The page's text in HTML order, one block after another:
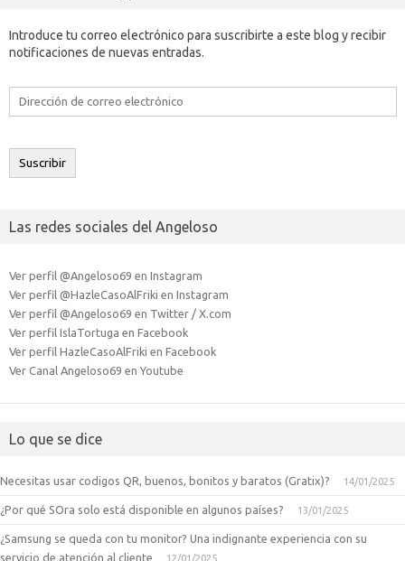
Introduce tu correo electrónico para suscribirte a este blog y recibir
notificaciones de nuevas entradas.
Dirección
electrónico
Suscribir
Las redes sociales del Angeloso
Ver perfil @Angeloso69 en Instagram
Ver perfil @HazleCasoAlFriki en Instagram
Ver perfil @Angeloso69 en Twitter / X.com
Ver perfil IslaTortuga en Facebook
Ver perfil HazleCasoAlFriki en Facebook
Ver Canal Angeloso69 en Youtube
Lo que se dice
Necesitas usar codigos QR, buenos, bonitos y baratos (Gratix)? 14/01/2025
¿Por qué SOra solo está disponible en algunos países? 13/01/2025
¿Samsung se queda con tu monitor? Una indignante experiencia con su
servicio de atención al cliente
12/01/2025